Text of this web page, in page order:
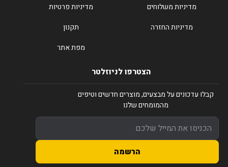
מדיניות משלוחים
מדיניות החזרה
מדיניות פרטיות
תקנון
מפת אתר
הצטרפו לניוזלטר
קבלו עדכונים על מבצעים, מוצרים חדשים וטיפים
מהמומחים שלנו
הרשמה